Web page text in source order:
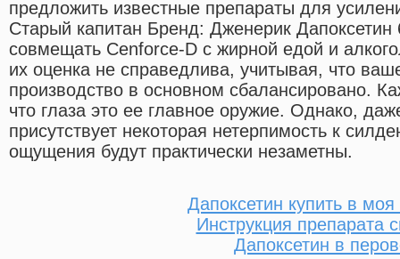
предложить известные препараты для
Старый капитан Бренд: Дженерик
совмещать Cenforce-D с жирной едой и
их оценка не справедлива, учитывая, что
производство в основном сбалансировано.
что глаза это ее главное оружие. Однако,
присутствует некоторая нетерпимость к
ощущения будут практически незаметны.
Дапоксетин купить в моя
Инструкция препарата
Дапоксетин в